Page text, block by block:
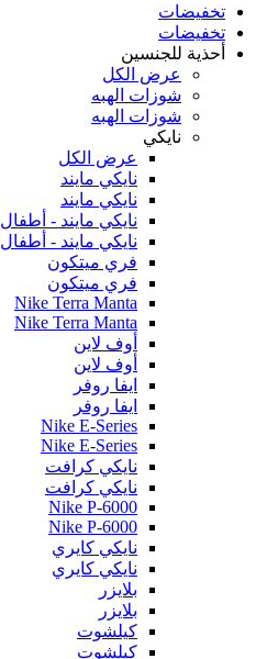
تخفيضات
تخفيضات
أحذية للجنسين
عرض الكل
شوزات الهبه
شوزات الهبه
نايكي
عرض الكل
نايكي مايند
نايكي مايند
نايكي مايند - أطفال
نايكي مايند - أطفال
فري ميتكون
فري ميتكون
Nike Terra Manta
Nike Terra Manta
أوف لاين
أوف لاين
ايفا روفر
ايفا روفر
Nike E-Series
Nike E-Series
نايكي كرافت
نايكي كرافت
Nike P-6000
Nike P-6000
نايكي كايري
نايكي كايري
بلايزر
بلايزر
كيلشوت
كيلشوت